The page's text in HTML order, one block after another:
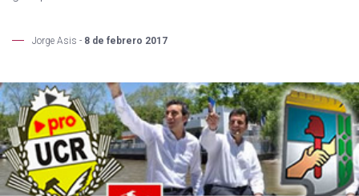
Jorge Asis - 8 de febrero 2017